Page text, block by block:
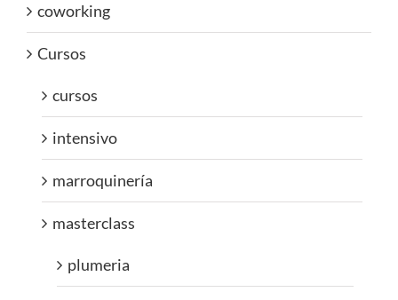
coworking
Cursos
cursos
intensivo
marroquinería
masterclass
plumeria